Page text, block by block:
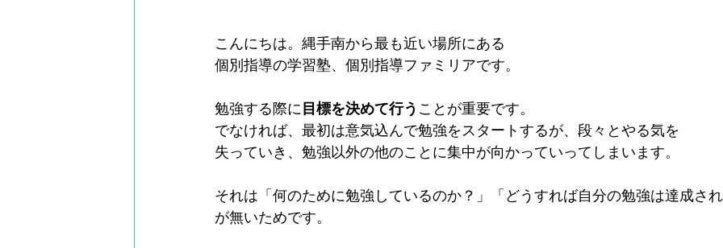
こんにちは。縄手南から最も近い場所にある
個別指導の学習塾、個別指導ファミリアです。
勉強する際に目標を決めて行う ことが重要です。
でなければ、最初は意気込んで勉強をスタートするが、段々とやる気を
失っていき、勉強以外の他のことに集中が向かっていってしまいます。
それは「何のために勉強しているのか？」「どうすれば自分の勉強は達成さ
が無いためです。